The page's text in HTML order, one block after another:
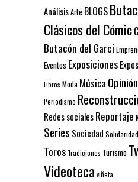
AnálisisArte BLOGS
Clásicos del Cómic
Butacón del Garci
Eventos Exposiciones
Libros Moda Música Opinión
Periodismo
Redes socialesReportaje
Series Sociedad Solidaridad
Toros Tradiciones Turismo
Videoteca viñeta